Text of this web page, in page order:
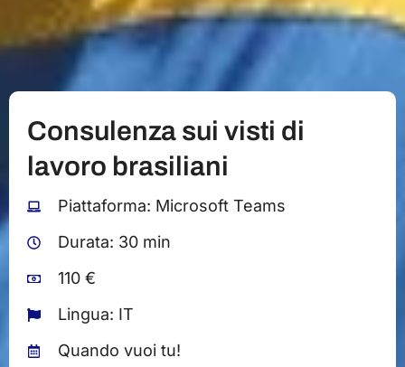
Consulenza sui visti di
lavoro brasiliani
Piattaforma: Microsoft Teams
Durata: 30 min
110 €
Lingua: IT
Quando vuoi tu!